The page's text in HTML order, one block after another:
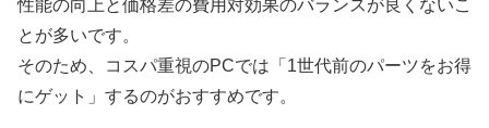
性能の向上と価格差の費用対効果のバランスが良くないこ
とが多いです。
そのため、コスパ重視のPCでは「1世代前のパーツをお得
にゲット」するのがおすすめです。